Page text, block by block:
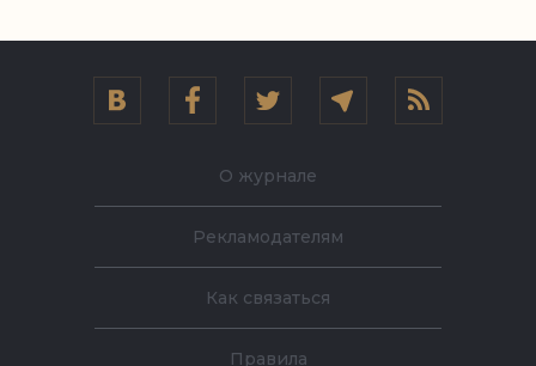
О журнале
Рекламодателям
Как связаться
Правила